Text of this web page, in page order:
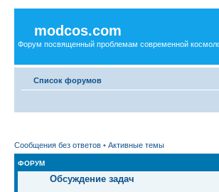
modcos.com
Форум посвященный проблемам современной
Список форумов
Сообщения без ответов • Активные темы
ФОРУМ
Обсуждение задач